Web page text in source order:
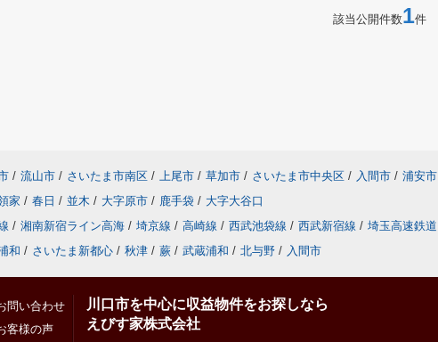
該当公開件数1件
/ 流山市 / さいたま市南区 / 上尾市 / 草加市 / さいたま市中央区 / 入間市 / 浦安市
家 / 春日 / 並木 / 大字原市 / 鹿手袋 / 大字大谷口
/ 湘南新宿ライン高海 / 埼京線 / 高崎線 / 西武池袋線 / 西武新宿線 / 埼玉高速鉄道
和 / さいたま新都心 / 秋津 / 蕨 / 武蔵浦和 / 北与野 / 入間市
問い合わせ
客様の声
川口市を中心に収益物件をお探しなら
えびす家株式会社